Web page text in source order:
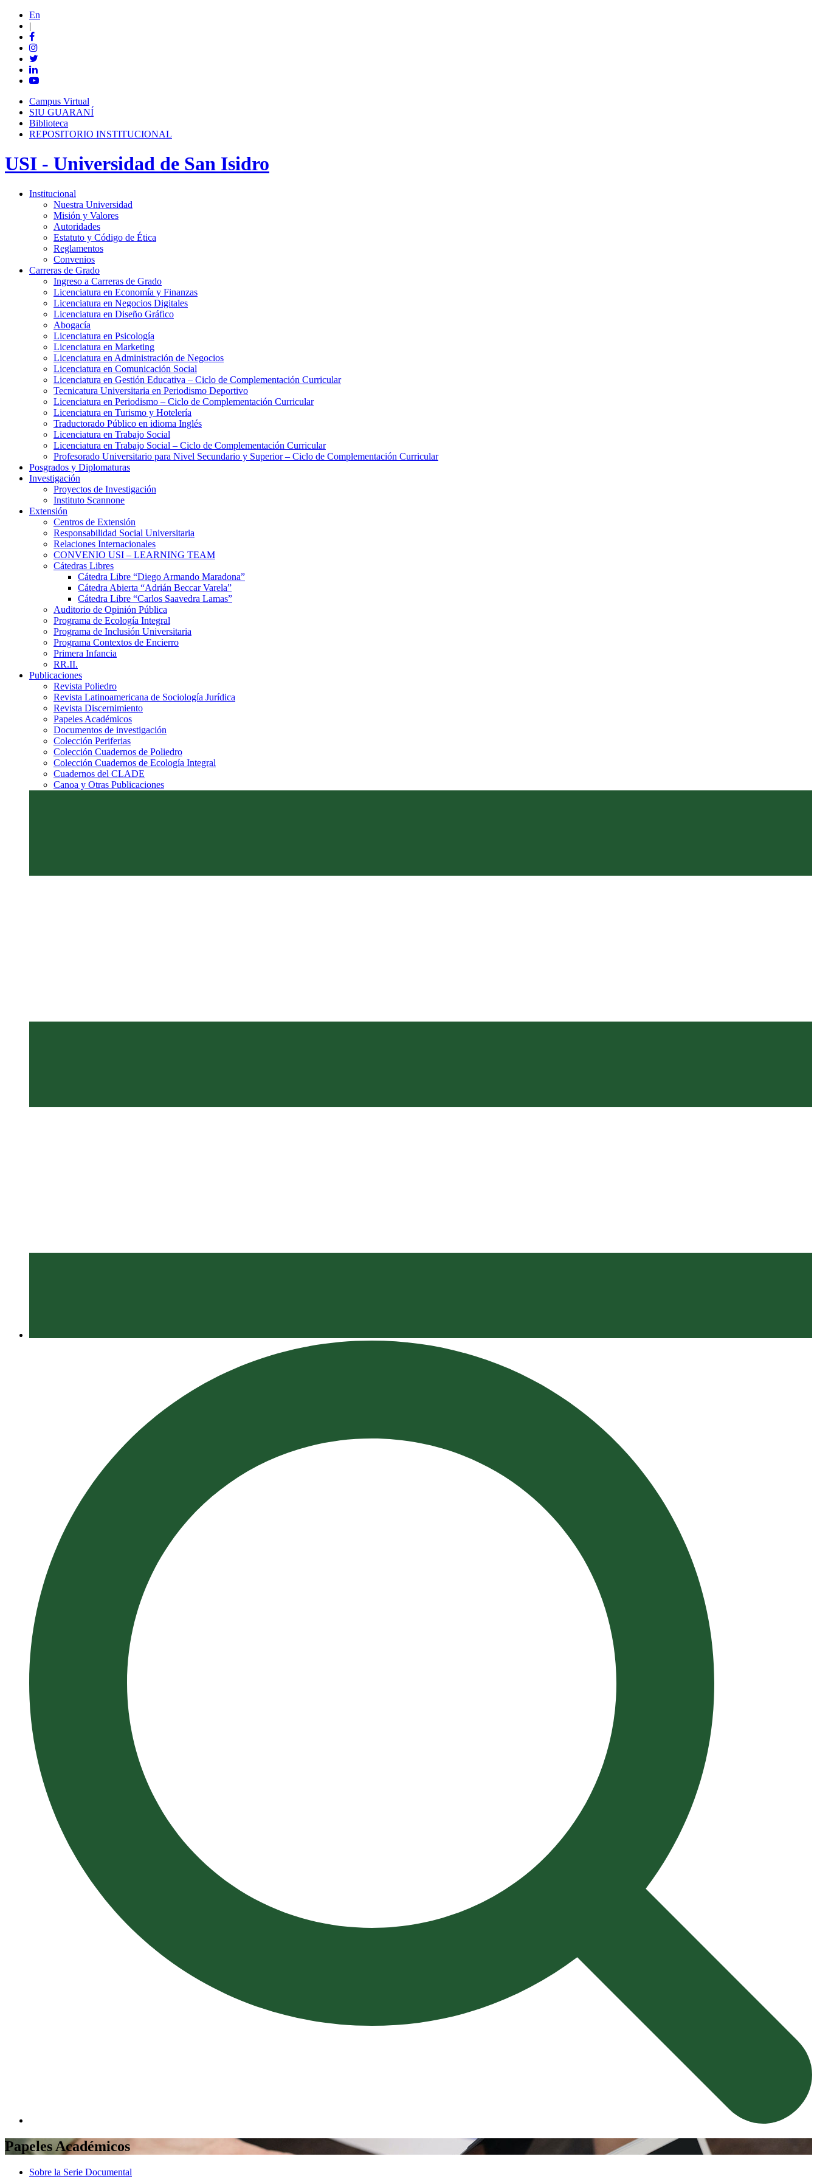
En
|
Campus Virtual
SIU GUARANÍ
Biblioteca
REPOSITORIO INSTITUCIONAL
USI - Universidad de San Isidro
Institucional
Nuestra Universidad
Misión y Valores
Autoridades
Estatuto y Código de Ética
Reglamentos
Convenios
Carreras de Grado
Ingreso a Carreras de Grado
Licenciatura en Economía y Finanzas
Licenciatura en Negocios Digitales
Licenciatura en Diseño Gráfico
Abogacía
Licenciatura en Psicología
Licenciatura en Marketing
Licenciatura en Administración de Negocios
Licenciatura en Comunicación Social
Licenciatura en Gestión Educativa – Ciclo de Complementación Curricular
Tecnicatura Universitaria en Periodismo Deportivo
Licenciatura en Periodismo – Ciclo de Complementación Curricular
Licenciatura en Turismo y Hotelería
Traductorado Público en idioma Inglés
Licenciatura en Trabajo Social
Licenciatura en Trabajo Social – Ciclo de Complementación Curricular
Profesorado Universitario para Nivel Secundario y Superior – Ciclo de Complementación Curricular
Posgrados y Diplomaturas
Investigación
Proyectos de Investigación
Instituto Scannone
Extensión
Centros de Extensión
Responsabilidad Social Universitaria
Relaciones Internacionales
CONVENIO USI – LEARNING TEAM
Cátedras Libres
Cátedra Libre “Diego Armando Maradona”
Cátedra Abierta “Adrián Beccar Varela”
Cátedra Libre “Carlos Saavedra Lamas”
Auditorio de Opinión Pública
Programa de Ecología Integral
Programa de Inclusión Universitaria
Programa Contextos de Encierro
Primera Infancia
RR.II.
Publicaciones
Revista Poliedro
Revista Latinoamericana de Sociología Jurídica
Revista Discernimiento
Papeles Académicos
Documentos de investigación
Colección Periferias
Colección Cuadernos de Poliedro
Colección Cuadernos de Ecología Integral
Cuadernos del CLADE
Canoa y Otras Publicaciones
Papeles Académicos
Sobre la Serie Documental